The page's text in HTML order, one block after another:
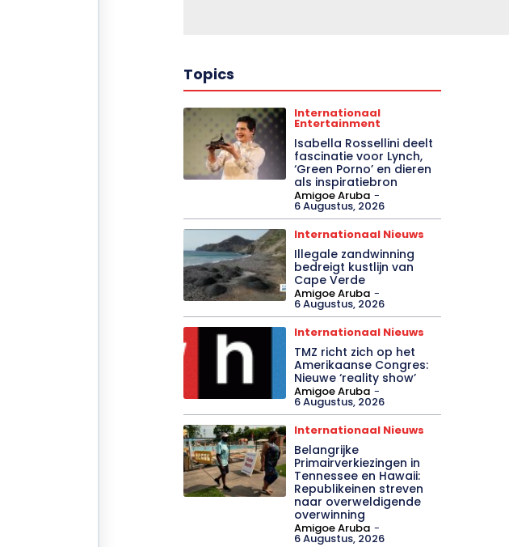
Topics
Internationaal
Entertainment
Isabella Rossellini deelt
fascinatie voor Lynch,
‘Green Porno’ en dieren
als inspiratiebron
Amigoe Aruba -
6 Augustus, 2026
Internationaal Nieuws
Illegale zandwinning
bedreigt kustlijn van
Cape Verde
Amigoe Aruba -
6 Augustus, 2026
Internationaal Nieuws
TMZ richt zich op het
Amerikaanse Congres:
Nieuwe ‘reality show’
Amigoe Aruba -
6 Augustus, 2026
Internationaal Nieuws
Belangrijke
Primairverkiezingen in
Tennessee en Hawaii:
Republikeinen streven
naar overweldigende
overwinning
Amigoe Aruba -
6 Augustus, 2026